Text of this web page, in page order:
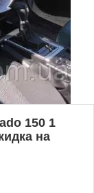
150 1
на